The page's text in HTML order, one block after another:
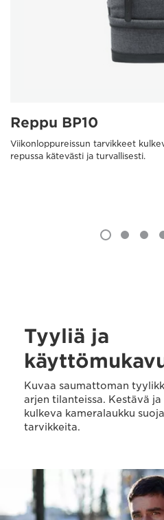
Reppu BP10
Viikonloppureissun tarvikkeet
repussa kätevästi ja turvallisesti.
Tyyliä ja
Kuvaa saumattoman
arjen tilanteissa. Kestävä
kulkeva kameralaukku
tarvikkeita.